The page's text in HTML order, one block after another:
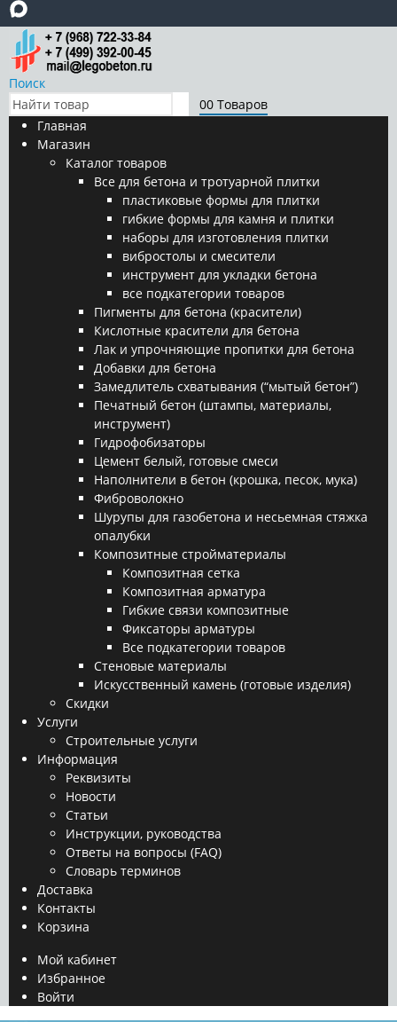
Поиск
00 Товаров
Главная
Магазин
Каталог товаров
Все для бетона и тротуарной плитки
пластиковые формы для плитки
гибкие формы для камня и плитки
наборы для изготовления плитки
вибростолы и смесители
инструмент для укладки бетона
все подкатегории товаров
Пигменты для бетона (красители)
Кислотные красители для бетона
Лак и упрочняющие пропитки для бетона
Добавки для бетона
Замедлитель схватывания (“мытый бетон”)
Печатный бетон (штампы, материалы,
инструмент)
Гидрофобизаторы
Цемент белый, готовые смеси
Наполнители в бетон (крошка, песок, мука)
Фиброволокно
Шурупы для газобетона и несьемная стяжка
опалубки
Композитные стройматериалы
Композитная сетка
Композитная арматура
Гибкие связи композитные
Фиксаторы арматуры
Все подкатегории товаров
Стеновые материалы
Искусственный камень (готовые изделия)
Скидки
Услуги
Строительные услуги
Информация
Реквизиты
Новости
Статьи
Инструкции, руководства
Ответы на вопросы (FAQ)
Словарь терминов
Доставка
Контакты
Корзина
Мой кабинет
Избранное
Войти